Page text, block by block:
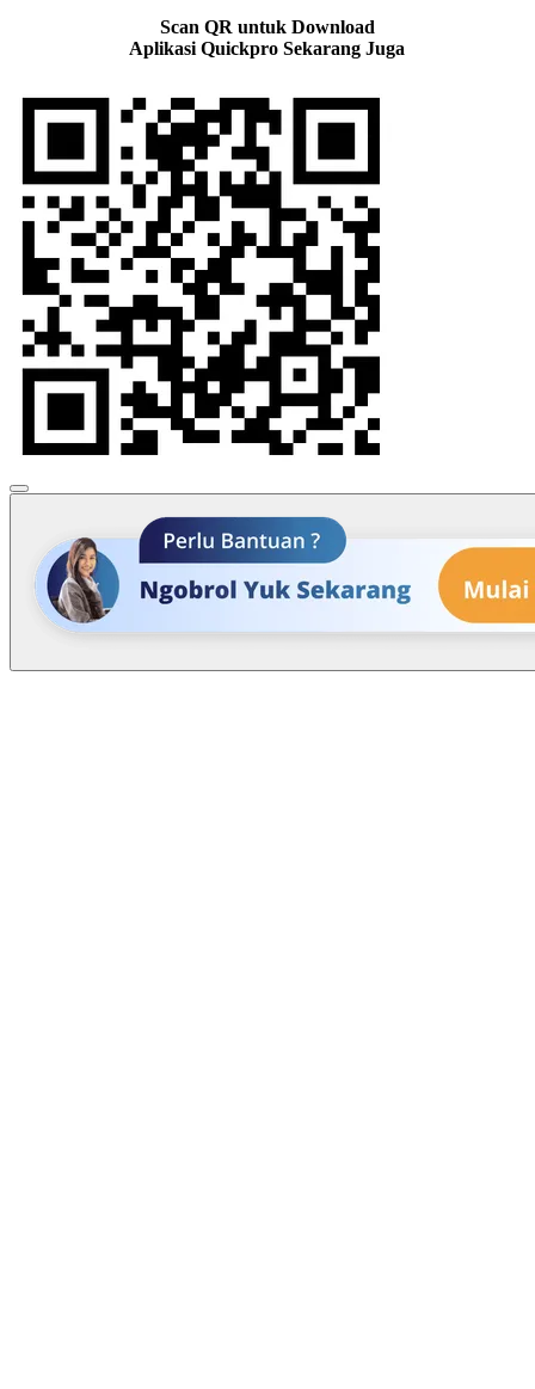
Scan QR untuk Download
Aplikasi Quickpro Sekarang Juga